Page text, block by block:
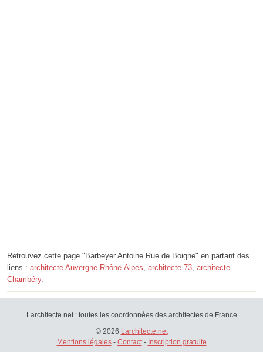
Retrouvez cette page "Barbeyer Antoine Rue de Boigne" en partant des
liens : architecte Auvergne-Rhône-Alpes, architecte 73, architecte
Chambéry.
Larchitecte.net : toutes les coordonnées des architectes de France
© 2026 Larchitecte.net
Mentions légales- Contact- Inscription gratuite